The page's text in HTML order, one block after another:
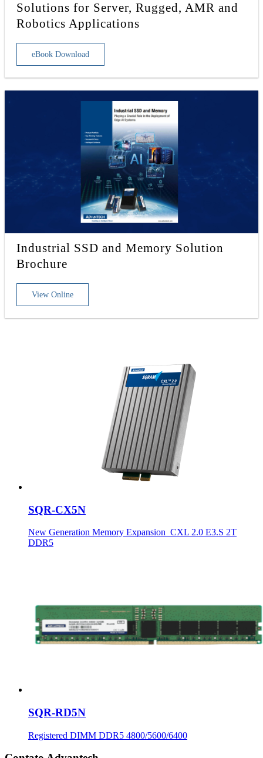
Solutions for Server, Rugged, AMR and
Robotics Applications
eBook Download
Industrial SSD and Memory Solution
Brochure
View Online
SQR-CX5N
New Generation Memory Expansion_CXL 2.0 E3.S 2T
DDR5
SQR-RD5N
Registered DIMM DDR5 4800/5600/6400